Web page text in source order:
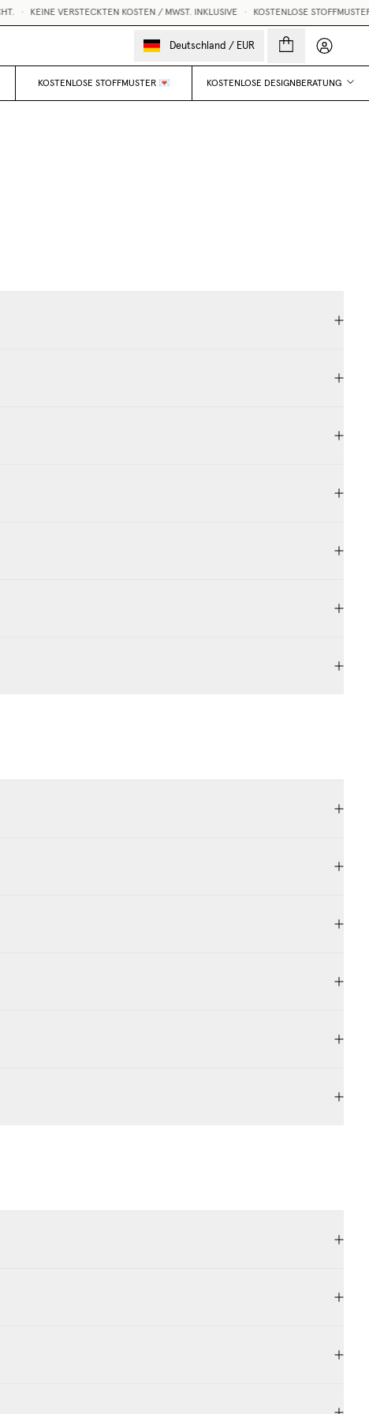
• KEINE VERSTECKTEN KOSTEN / MWST. INKLUSIVE • KOSTENLOSE STOFFMUSTER
Deutschland / EUR Mein
KOSTENLOSE STOFFMUSTER 💌 KOSTENLOSE DESIGNBERATUNG